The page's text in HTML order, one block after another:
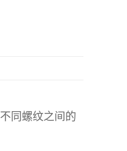
同螺纹之间的